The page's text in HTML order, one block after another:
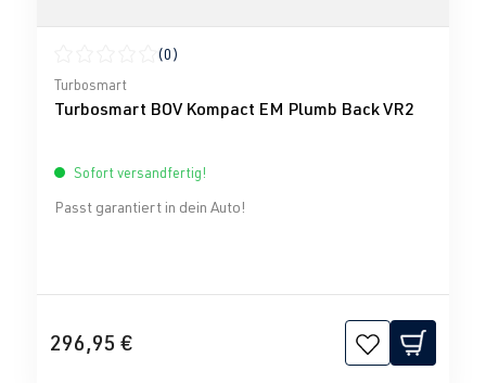
Durchschnittliche Bewertung von 0 von 5 Sternen
(0)
Turbosmart
Turbosmart BOV Kompact EM Plumb Back VR2
Sofort versandfertig!
Passt garantiert in dein Auto!
296,95 €